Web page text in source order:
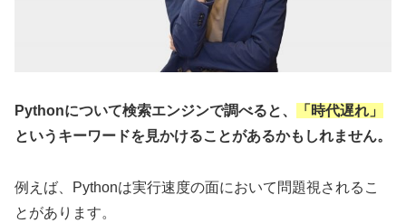
Pythonについて検索エンジンで調べると、
「時代遅れ」
というキーワードを見かけることがあるかもしれません。
例えば、Pythonは実行速度の面において問題視されるこ
とがあります。